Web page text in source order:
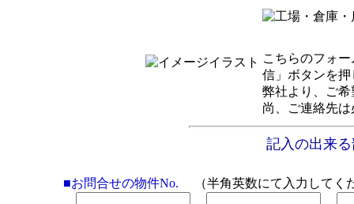
こちらのフォ
信」ボタンを
弊社より、ご
尚、ご連絡先
記入の出来
■お問合せの物件No. （半角英数にて入力してく